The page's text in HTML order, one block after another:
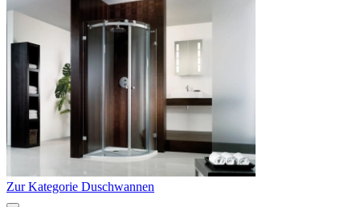
Zur Kategorie Duschwannen